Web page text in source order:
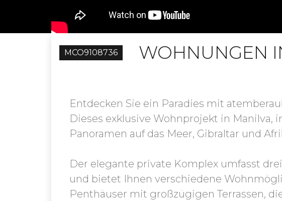
MCO9108736 WOHNUNGEN
Entdecken Sie ein Paradies mit
Dieses exklusive Wohnprojekt in
Panoramen auf das Meer, Gibraltar und
Der elegante private Komplex umfasst
und bietet Ihnen verschiedene
Penthäuser mit großzügigen Terrassen,